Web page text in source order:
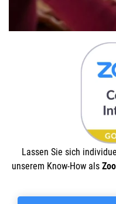
Lassen Sie sich
unserem Know-How als